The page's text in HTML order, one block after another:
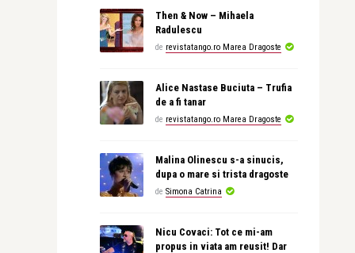
Then & Now – Mihaela
Radulescu
de revistatango.ro Marea Dragoste
Alice Nastase Buciuta – Trufia
de a fi tanar
de revistatango.ro Marea Dragoste
Malina Olinescu s-a sinucis,
dupa o mare si trista dragoste
de Simona Catrina
Nicu Covaci: Tot ce mi-am
propus in viata am reusit! Dar